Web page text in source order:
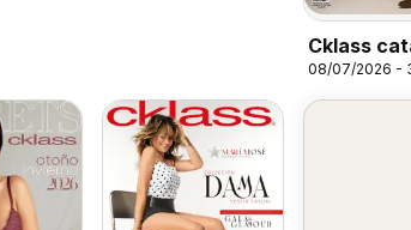
Cklass
Botas y
08/07/2026 -